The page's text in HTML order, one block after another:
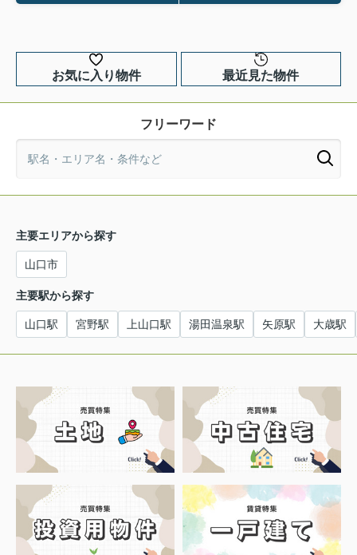
お気に入り物件 最近見た物件
フリーワード
主要エリアから探す
山口市
主要駅から探す
山口駅 宮野駅 上山口駅 湯田温泉駅 矢原駅 大歳駅